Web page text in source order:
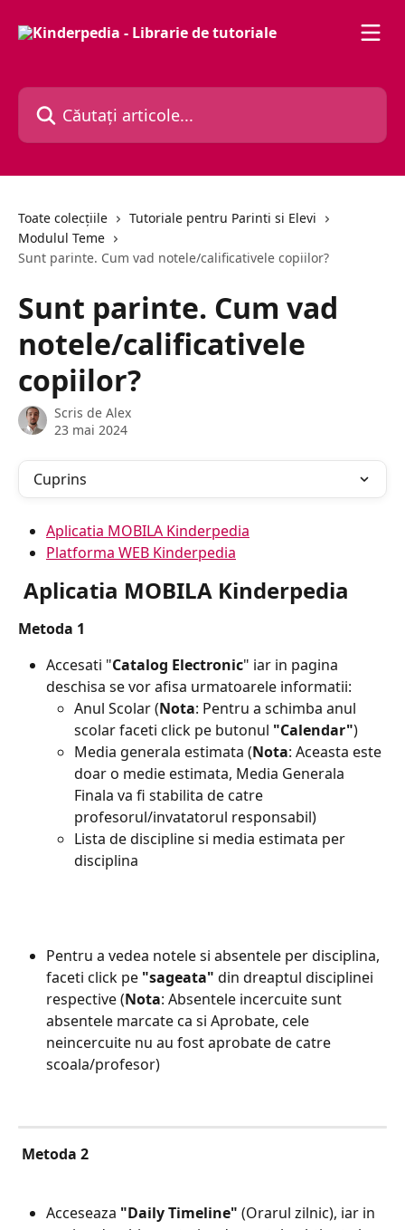
Căutați articole...
Toate colecțiile
Tutoriale pentru Parinti si Elevi
Modulul Teme
Sunt parinte. Cum vad notele/calificativele copiilor?
Sunt parinte. Cum vad
notele/calificativele
copiilor?
Scris de Alex
23 mai 2024
Cuprins
Aplicatia MOBILA Kinderpedia
Platforma WEB Kinderpedia
Aplicatia MOBILA Kinderpedia
Metoda 1
Accesati "Catalog Electronic" iar in pagina
deschisa se vor afisa urmatoarele informatii:
Anul Scolar (Nota: Pentru a schimba anul
scolar faceti click pe butonul "Calendar")
Media generala estimata (Nota: Aceasta este
doar o medie estimata, Media Generala
Finala va fi stabilita de catre
profesorul/invatatorul responsabil)
Lista de discipline si media estimata per
disciplina
Pentru a vedea notele si absentele per disciplina,
faceti click pe "sageata" din dreaptul disciplinei
respective (Nota: Absentele incercuite sunt
absentele marcate ca si Aprobate, cele
neincercuite nu au fost aprobate de catre
scoala/profesor)
Metoda 2
Acceseaza "Daily Timeline" (Orarul zilnic), iar in